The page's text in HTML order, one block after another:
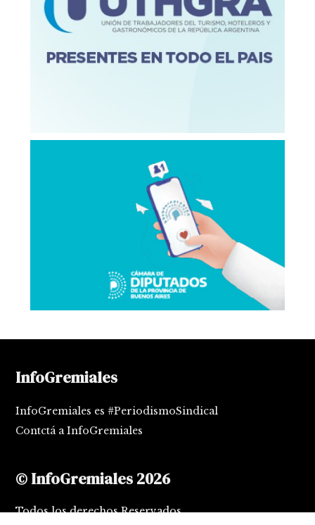
InfoGremiales
InfoGremiales es #PeriodismoSindical
Contctá a InfoGremiales
© InfoGremiales 2026
Todos los derechos Reservados